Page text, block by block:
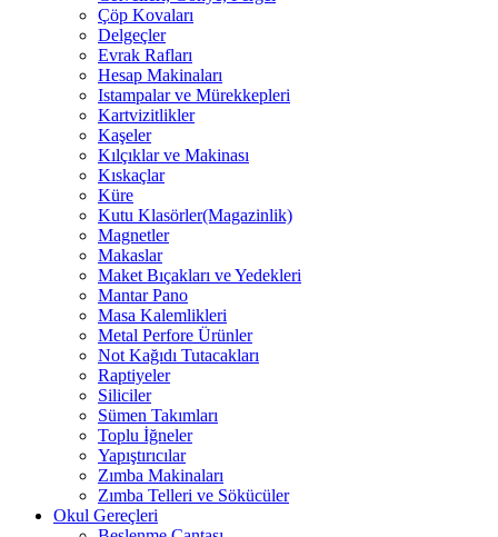
Çöp Kovaları
Delgeçler
Evrak Rafları
Hesap Makinaları
Istampalar ve Mürekkepleri
Kartvizitlikler
Kaşeler
Kılçıklar ve Makinası
Kıskaçlar
Küre
Kutu Klasörler(Magazinlik)
Magnetler
Makaslar
Maket Bıçakları ve Yedekleri
Mantar Pano
Masa Kalemlikleri
Metal Perfore Ürünler
Not Kağıdı Tutacakları
Raptiyeler
Siliciler
Sümen Takımları
Toplu İğneler
Yapıştırıcılar
Zımba Makinaları
Zımba Telleri ve Sökücüler
Okul Gereçleri